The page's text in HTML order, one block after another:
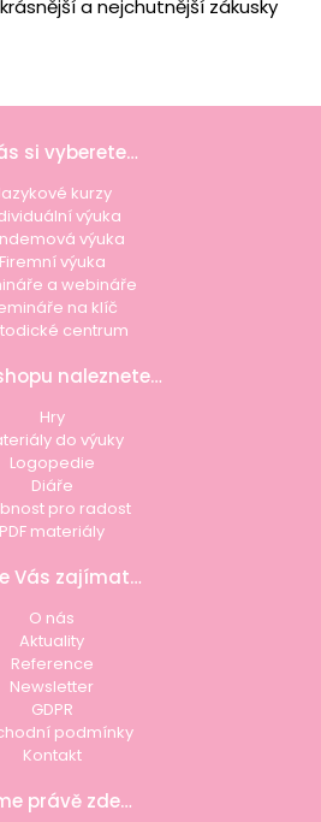
a nejchutnější zákusky
si vyberete…
kurzy
výuka
výuka
Firemní výuka
a webináře
na klíč
centrum
naleznete…
Hry
do výuky
Logopedie
Diáře
pro radost
PDF materiály
Vás zajímat…
O nás
Aktuality
Reference
Newsletter
GDPR
podmínky
Kontakt
právě zde…